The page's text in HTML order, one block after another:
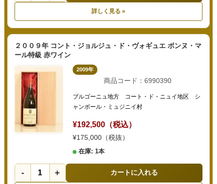
詳しく見る »
２００９年 コント・ジョルジュ・ド・ヴォギュエ ボンヌ・マ
ール特級 赤ワイン
2009年
商品コード：6990390
ブルゴーニュ地方 コート・ド・ニュイ地区 シ
ャンボール・ミュジニイ村
¥192,500（税込）
¥175,000（税抜）
在庫: 1本
- + カートに入れる